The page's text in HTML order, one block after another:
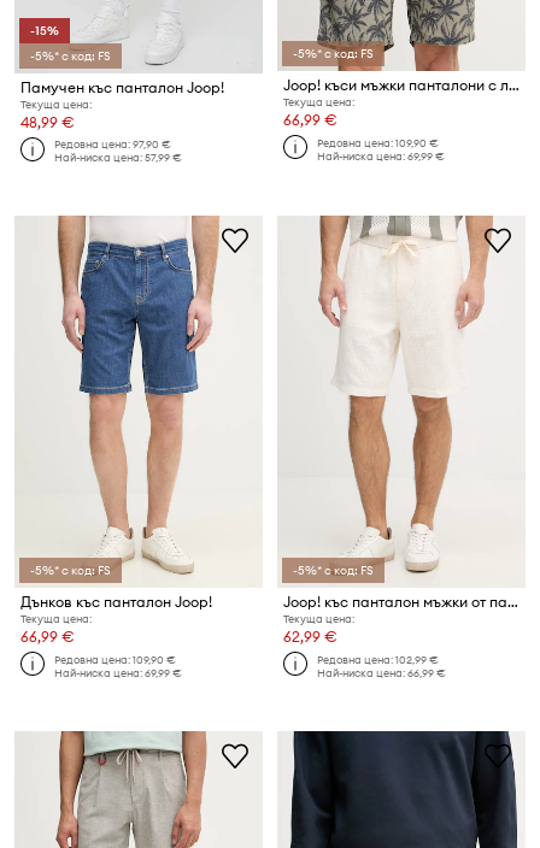
-15%
-5%* с код: FS
Памучен къс панталон Joop!
Текуща цена:
48,99 €
Редовна цена:97,90 €
Най-ниска цена:57,99 €
-5%* с код: FS
Joop! къси мъжки панталони с лиосел
Текуща цена:
66,99 €
Редовна цена:109,90 €
Най-ниска цена:69,99 €
-5%* с код: FS
Дънков къс панталон Joop!
Текуща цена:
66,99 €
Редовна цена:109,90 €
Най-ниска цена:69,99 €
-5%* с код: FS
Joop! къс панталон мъжки от памук
Текуща цена:
62,99 €
Редовна цена:102,99 €
Най-ниска цена:66,99 €